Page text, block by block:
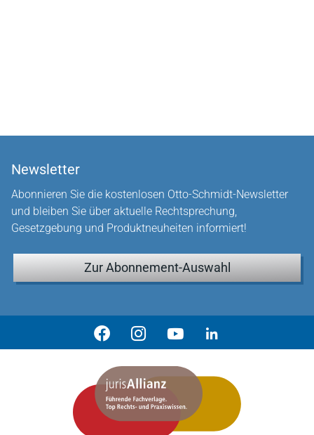
Newsletter
Abonnieren Sie die kostenlosen Otto-Schmidt-Newsletter
und bleiben Sie über aktuelle Rechtsprechung,
Gesetzgebung und Produktneuheiten informiert!
Zur Abonnement-Auswahl